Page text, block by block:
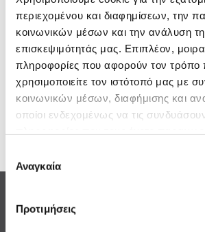
περιεχομένου και διαφημίσεων, την
κοινωνικών μέσων και την ανάλυση
επισκεψιμότητάς μας. Επιπλέον,
πληροφορίες που αφορούν τον τρόπο
χρησιμοποιείτε τον ιστότοπό μας με
κοινωνικών μέσων, διαφήμισης και
οποίοι ενδεχομένως να τις
των υπηρεσιών τους.
συγκατάθεσης
Αναγκαία
Προτιμήσεις
ΑΓΟΡΑ